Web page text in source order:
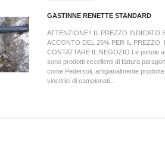
GASTINNE RENETTE STANDARD
ATTENZIONE!! IL PREZZO INDICATO
ACCONTO DEL 25% PER IL PREZZO
CONTATTARE IL NEGOZIO Le pistole
sono prodotti eccellenti di fattura
come Pedersoli, artigianalmente
vincitrici di campionati...